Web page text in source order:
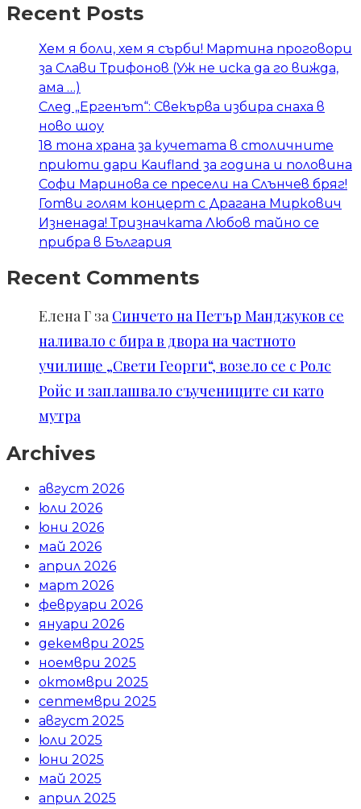
Recent Posts
Хем я боли, хем я сърби! Мартина проговори
за Слави Трифонов (Уж не иска да го вижда,
ама …)
След „Ергенът“: Свекърва избира снаха в
ново шоу
18 тона храна за кучетата в столичните
приюти дари Kaufland за година и половина
Софи Маринова се пресели на Слънчев бряг!
Готви голям концерт с Драгана Миркович
Изненада! Тризначката Любов тайно се
прибра в България
Recent Comments
Елена Г за Синчето на Петър Манджуков се
наливало с бира в двора на частното
училище „Свети Георги“, возело се с Ролс
Ройс и заплашвало съучениците си като
мутра
Archives
август 2026
юли 2026
юни 2026
май 2026
април 2026
март 2026
февруари 2026
януари 2026
декември 2025
ноември 2025
октомври 2025
септември 2025
август 2025
юли 2025
юни 2025
май 2025
април 2025